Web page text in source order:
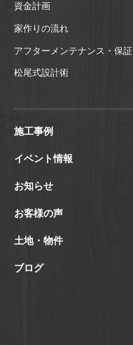
資金計画
家作りの流れ
アフターメンテナンス・保証
松尾式設計術
施工事例
イベント情報
お知らせ
お客様の声
土地・物件
ブログ